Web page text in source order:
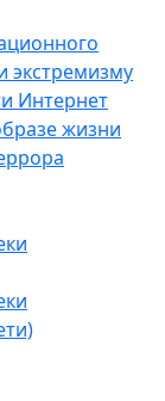
экстремизму
Интернет
жизни